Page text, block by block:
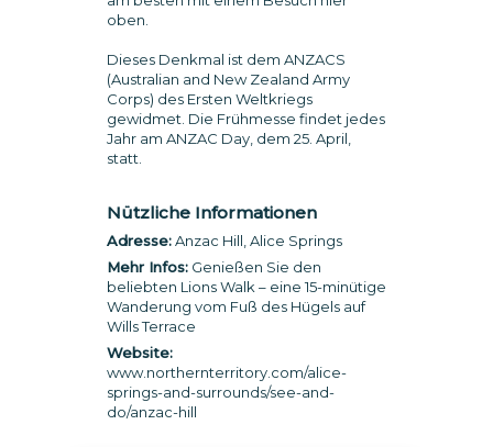
oben.
Dieses Denkmal ist dem ANZACS
(Australian and New Zealand Army
Corps) des Ersten Weltkriegs
gewidmet. Die Frühmesse findet jedes
Jahr am ANZAC Day, dem 25. April,
statt.
Nützliche Informationen
Adresse:Anzac Hill, Alice Springs
Mehr Infos:Genießen Sie den
beliebten Lions Walk – eine 15-minütige
Wanderung vom Fuß des Hügels auf
Wills Terrace
Website:
www.northernterritory.com/alice-
springs-and-surrounds/see-and-
do/anzac-hill